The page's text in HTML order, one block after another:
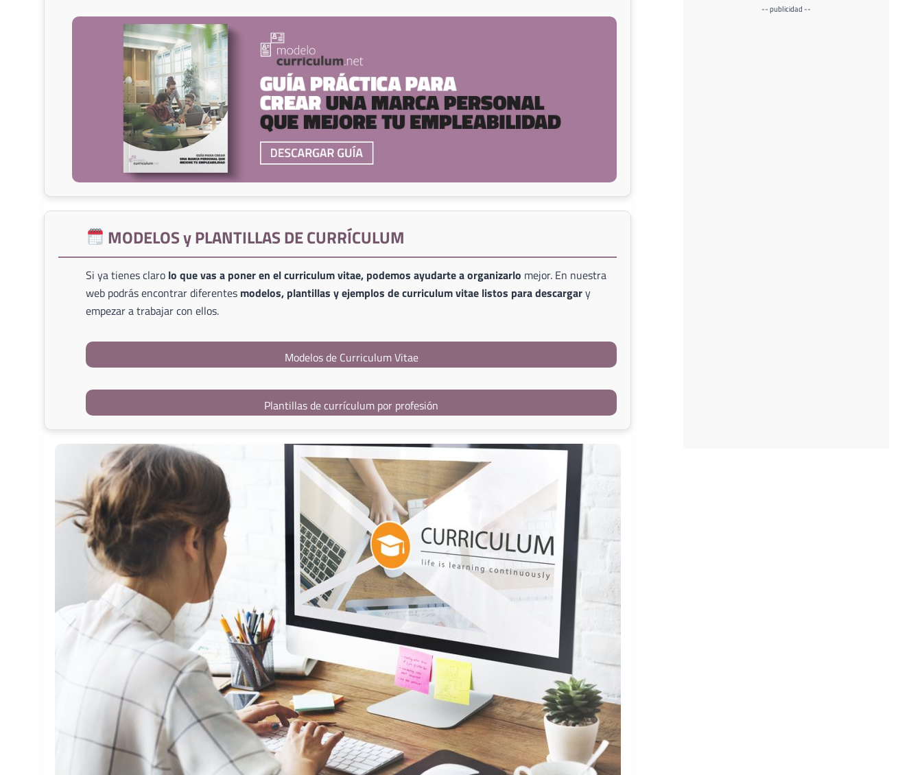
MODELOS y PLANTILLAS DE CURRÍCULUM
Si ya tienes claro lo que vas a poner en el curriculum vitae, podemos ayudarte a organizarlo mejor. En nuestra
web podrás encontrar diferentes modelos, plantillas y ejemplos de curriculum vitae listos para descargary
empezar a trabajar con ellos.
Modelos de Curriculum Vitae
Plantillas de currículum por profesión
-- publicidad --